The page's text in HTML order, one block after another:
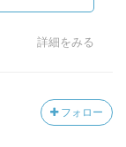
詳細をみる
フォロー